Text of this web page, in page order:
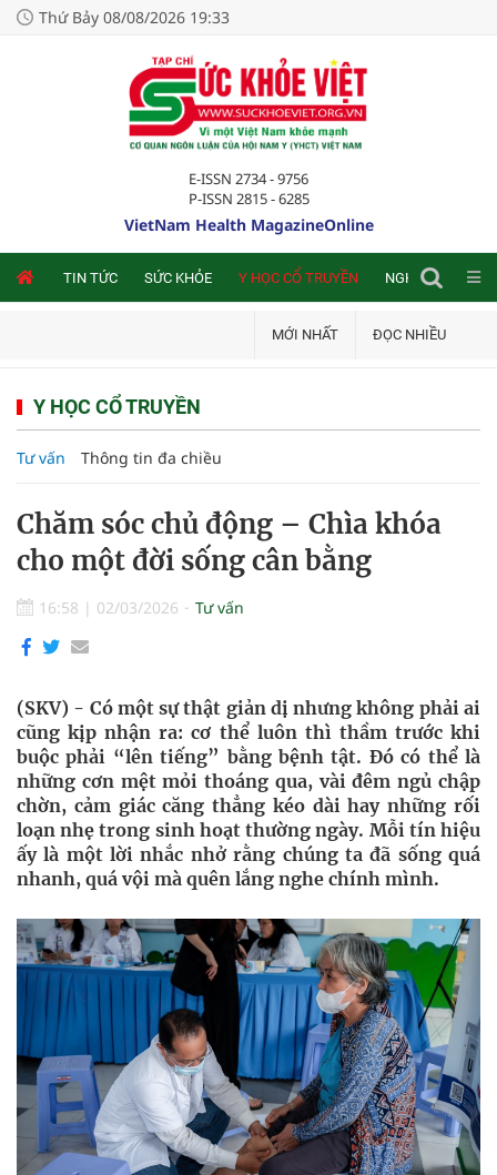
Thứ Bảy 08/08/2026 19:33
E-ISSN 2734 - 9756
P-ISSN 2815 - 6285
VietNam Health MagazineOnline
TIN TỨC SỨC KHỎE Y HỌC CỔ TRUYỀN NGHIÊN CỨU
MỚI NHẤT ĐỌC NHIỀU
Y HỌC CỔ TRUYỀN
Tư vấn Thông tin đa chiều
Chăm sóc chủ động – Chìa khóa
cho một đời sống cân bằng
16:58 | 02/03/2026 Tư vấn
(SKV) - Có một sự thật giản dị nhưng không phải ai
cũng kịp nhận ra: cơ thể luôn thì thầm trước khi
buộc phải “lên tiếng” bằng bệnh tật. Đó có thể là
những cơn mệt mỏi thoáng qua, vài đêm ngủ chập
chờn, cảm giác căng thẳng kéo dài hay những rối
loạn nhẹ trong sinh hoạt thường ngày. Mỗi tín hiệu
ấy là một lời nhắc nhở rằng chúng ta đã sống quá
nhanh, quá vội mà quên lắng nghe chính mình.